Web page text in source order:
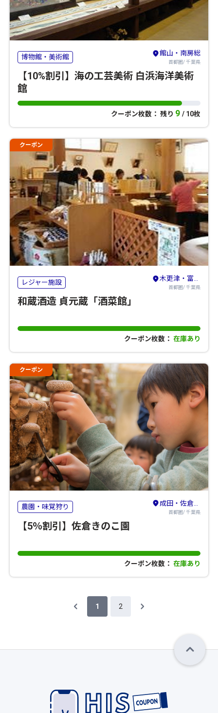
博物館・美術館 館山・南房総
首都圏/ 千葉県
【10%割引】海の工芸美術 白浜海洋美術
館
クーポン枚数： 残り 9 / 10枚
クーポン
レジャー施設 木更津・富津・市原・君津
首都圏/ 千葉県
和蔵酒造 貞元蔵「酒菜館」
クーポン枚数： 在庫あり
クーポン
農園・味覚狩り 成田・佐倉・八街
首都圏/ 千葉県
【5％割引】佐倉きのこ園
クーポン枚数： 在庫あり
1 2